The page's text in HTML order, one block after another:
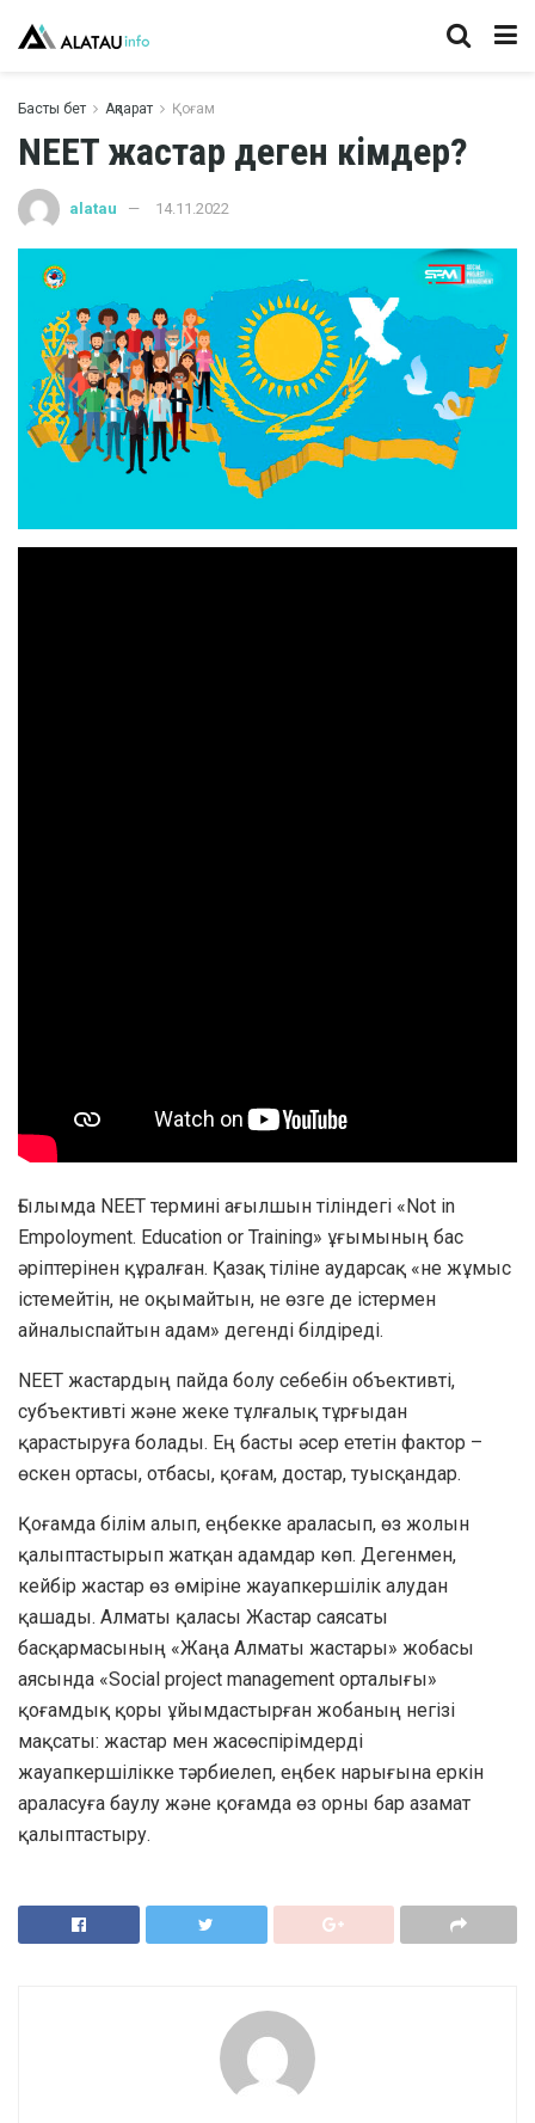
Басты бет Ақпарат Қоғам
NEET жастар деген кімдер?
alatau 14.11.2022
Ғылымда NEET термині ағылшын тіліндегі «Not in
Empoloyment. Education or Training» ұғымының бас
әріптерінен құралған. Қазақ тіліне аударсақ «не жұмыс
істемейтін, не оқымайтын, не өзге де істермен
айналыспайтын адам» дегенді білдіреді.
NEET жастардың пайда болу себебін объективті,
субъективті және жеке тұлғалық тұрғыдан
қарастыруға болады. Ең басты әсер ететін фактор –
өскен ортасы, отбасы, қоғам, достар, туысқандар.
Қоғамда білім алып, еңбекке араласып, өз жолын
қалыптастырып жатқан адамдар көп. Дегенмен,
кейбір жастар өз өміріне жауапкершілік алудан
қашады. Алматы қаласы Жастар саясаты
басқармасының «Жаңа Алматы жастары» жобасы
аясында «Social project mаnаgement орталығы»
қоғамдық қоры ұйымдастырған жобаның негізі
мақсаты: жастар мен жасөспірімдерді
жауапкершілікке тәрбиелеп, еңбек нарығына еркін
араласуға баулу және қоғамда өз орны бар азамат
қалыптастыру.